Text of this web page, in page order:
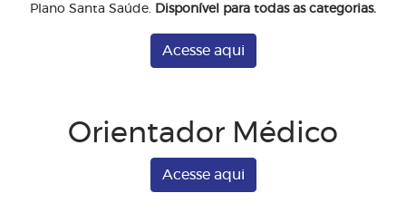
Plano Santa Saúde. Disponível para todas as categorias.
Acesse aqui
Orientador Médico
Acesse aqui